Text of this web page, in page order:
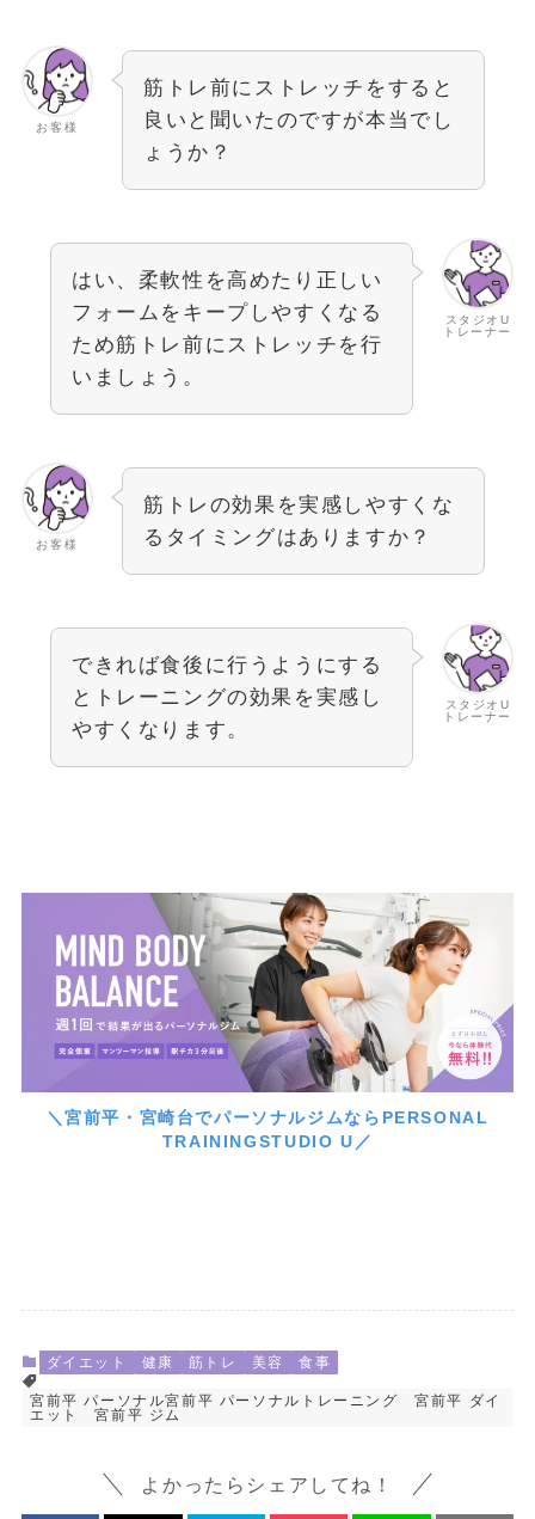
お客様
筋トレ前にストレッチをすると
良いと聞いたのですが本当でし
ょうか？
スタジオU
トレーナー
はい、柔軟性を高めたり正しい
フォームをキープしやすくなる
ため筋トレ前にストレッチを行
いましょう。
お客様
筋トレの効果を実感しやすくな
るタイミングはありますか？
スタジオU
トレーナー
できれば食後に行うようにする
とトレーニングの効果を実感し
やすくなります。
＼宮前平・宮崎台でパーソナルジムならPERSONAL
TRAININGSTUDIO U／
ダイエット 健康 筋トレ 美容 食事
宮前平 パーソナル宮前平 パーソナルトレーニング 宮前平 ダイ
エット 宮前平 ジム
よかったらシェアしてね！